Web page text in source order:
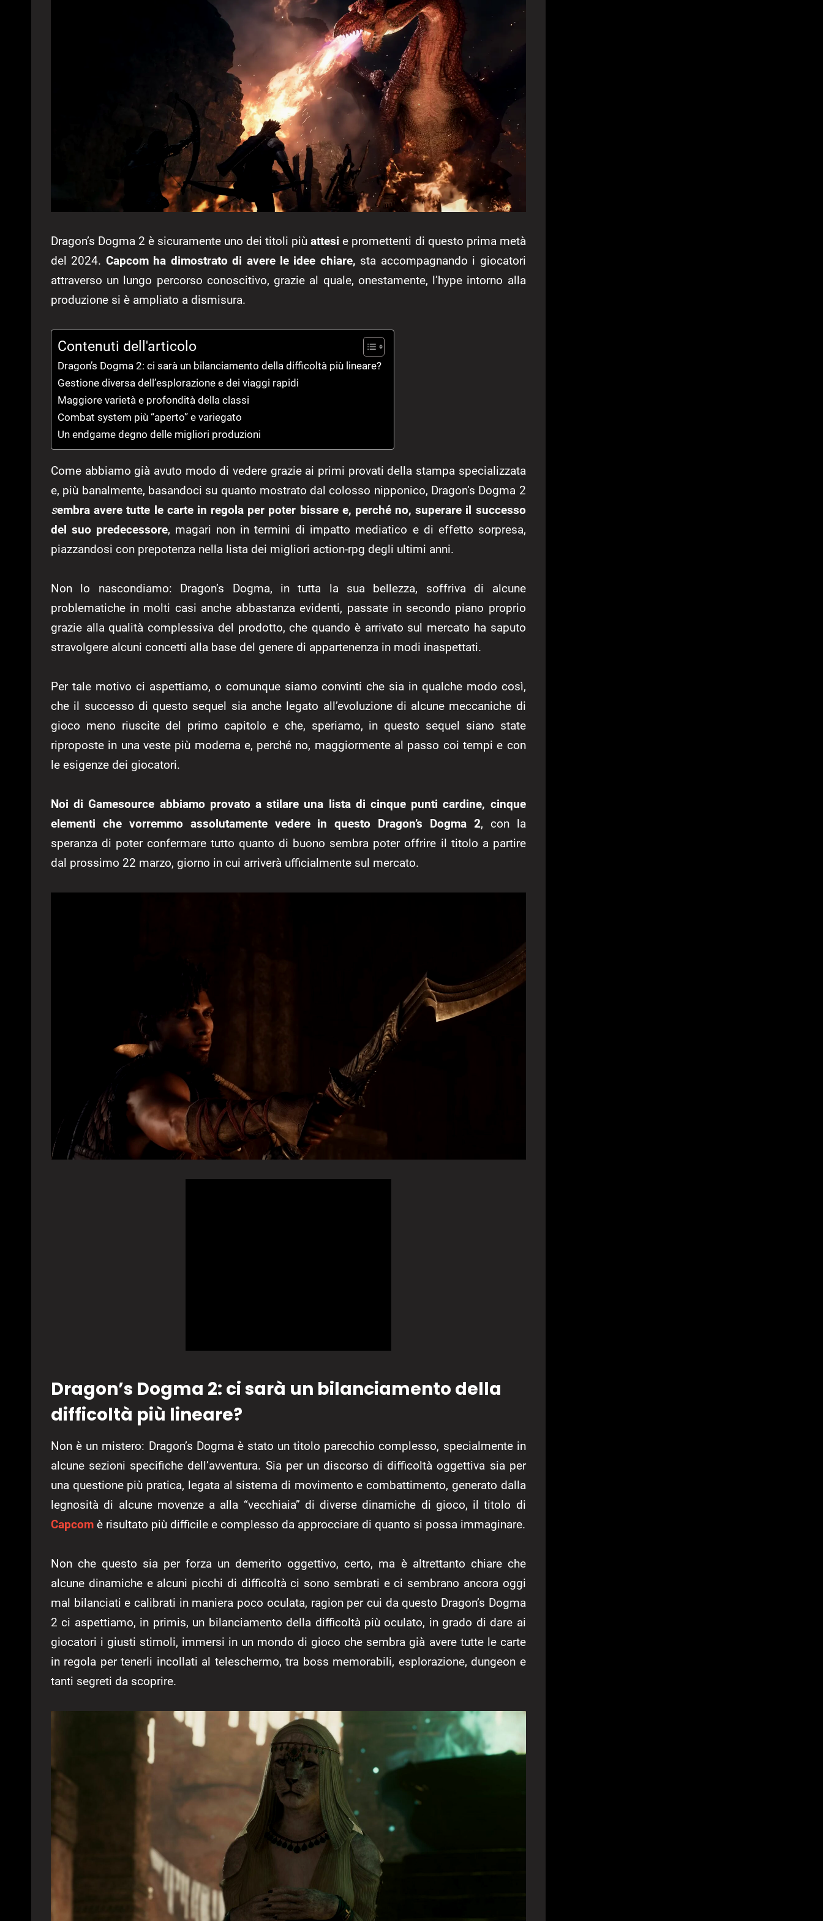
Dragon’s Dogma 2 è sicuramente uno dei titoli piùattesie promettenti di questo prima metà
del 2024. Capcom ha dimostrato di avere le idee chiare, sta accompagnando i giocatori
attraverso un lungo percorso conoscitivo, grazie al quale, onestamente, l’hype intorno alla
produzione si è ampliato a dismisura.
Contenuti dell'articolo
Dragon’s Dogma 2: ci sarà un bilanciamento della difficoltà più lineare?
Gestione diversa dell’esplorazione e dei viaggi rapidi
Maggiore varietà e profondità della classi
Combat system più “aperto” e variegato
Un endgame degno delle migliori produzioni
Come abbiamo già avuto modo di vedere grazie ai primi provati della stampa specializzata
e, più banalmente, basandoci su quanto mostrato dal colosso nipponico, Dragon’s Dogma 2
sembra avere tutte le carte in regola per poter bissare e, perché no, superare il successo
del suo predecessore, magari non in termini di impatto mediatico e di effetto sorpresa,
piazzandosi con prepotenza nella lista dei migliori action-rpg degli ultimi anni.
Non lo nascondiamo: Dragon’s Dogma, in tutta la sua bellezza, soffriva di alcune
problematiche in molti casi anche abbastanza evidenti, passate in secondo piano proprio
grazie alla qualità complessiva del prodotto, che quando è arrivato sul mercato ha saputo
stravolgere alcuni concetti alla base del genere di appartenenza in modi inaspettati.
Per tale motivo ci aspettiamo, o comunque siamo convinti che sia in qualche modo così,
che il successo di questo sequel sia anche legato all’evoluzione di alcune meccaniche di
gioco meno riuscite del primo capitolo e che, speriamo, in questo sequel siano state
riproposte in una veste più moderna e, perché no, maggiormente al passo coi tempi e con
le esigenze dei giocatori.
Noi di Gamesource abbiamo provato a stilare una lista di cinque punti cardine, cinque
elementi che vorremmo assolutamente vedere in questo Dragon’s Dogma 2, con la
speranza di poter confermare tutto quanto di buono sembra poter offrire il titolo a partire
dal prossimo 22 marzo, giorno in cui arriverà ufficialmente sul mercato.
Dragon’s Dogma 2: ci sarà un bilanciamento della
difficoltà più lineare?
Non è un mistero: Dragon’s Dogma è stato un titolo parecchio complesso, specialmente in
alcune sezioni specifiche dell’avventura. Sia per un discorso di difficoltà oggettiva sia per
una questione più pratica, legata al sistema di movimento e combattimento, generato dalla
legnosità di alcune movenze a alla “vecchiaia” di diverse dinamiche di gioco, il titolo di
Capcom è risultato più difficile e complesso da approcciare di quanto si possa immaginare.
Non che questo sia per forza un demerito oggettivo, certo, ma è altrettanto chiare che
alcune dinamiche e alcuni picchi di difficoltà ci sono sembrati e ci sembrano ancora oggi
mal bilanciati e calibrati in maniera poco oculata, ragion per cui da questo Dragon’s Dogma
2 ci aspettiamo, in primis, un bilanciamento della difficoltà più oculato, in grado di dare ai
giocatori i giusti stimoli, immersi in un mondo di gioco che sembra già avere tutte le carte
in regola per tenerli incollati al teleschermo, tra boss memorabili, esplorazione, dungeon e
tanti segreti da scoprire.